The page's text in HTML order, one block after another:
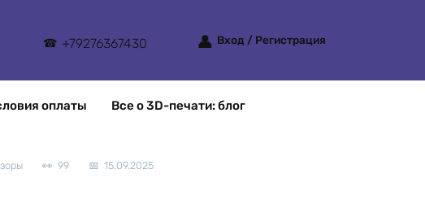
+79276367430 Вход / Регистрация
оплаты Все о 3D-печати: блог
99 15.09.2025